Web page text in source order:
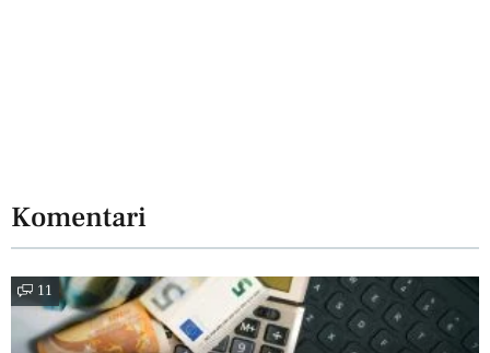
Komentari
11